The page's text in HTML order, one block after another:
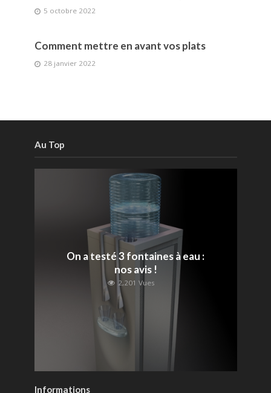
5 octobre 2022
Comment mettre en avant vos plats
28 janvier 2022
Au Top
On a testé 3 fontaines à eau :
nos avis !
2,201 Vues
Informations